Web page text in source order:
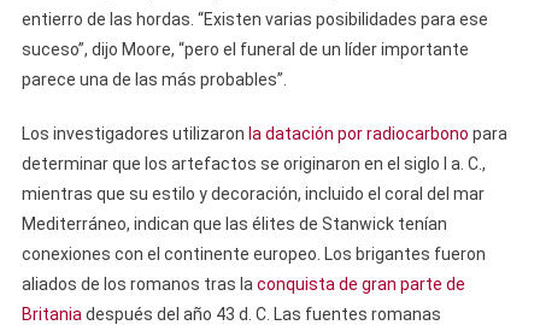
entierro de las hordas. “Existen varias posibilidades para ese
suceso”, dijo Moore, “pero el funeral de un líder importante
parece una de las más probables”.
Los investigadores utilizaron la datación por radiocarbono para
determinar que los artefactos se originaron en el siglo I a. C.,
mientras que su estilo y decoración, incluido el coral del mar
Mediterráneo, indican que las élites de Stanwick tenían
conexiones con el continente europeo. Los brigantes fueron
aliados de los romanos tras la conquista de gran parte de
Britania después del año 43 d. C. Las fuentes romanas